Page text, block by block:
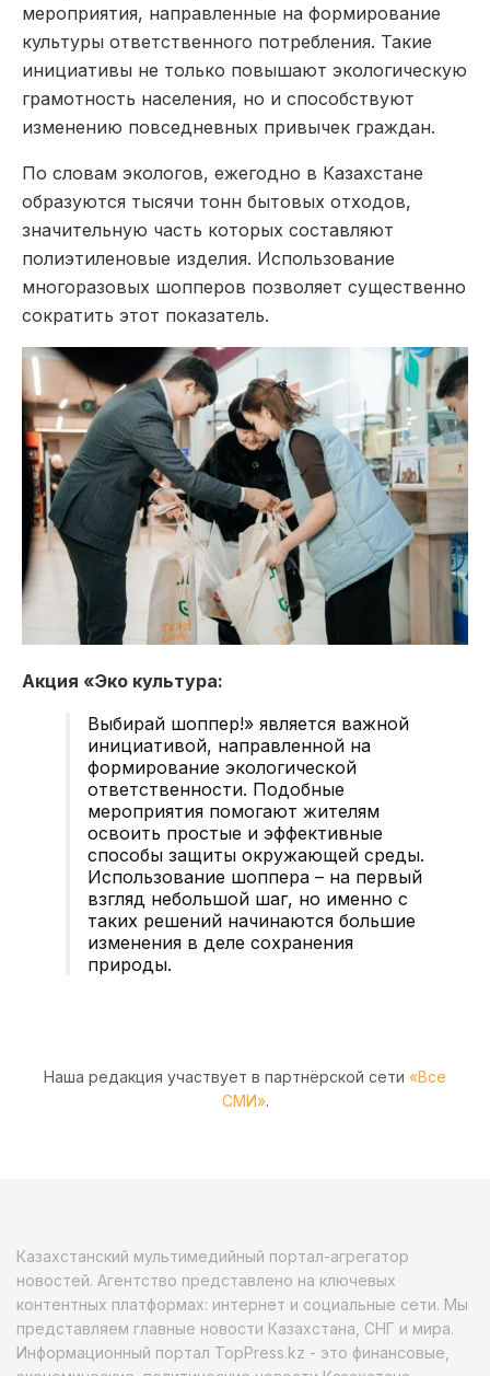
мероприятия, направленные на формирование
культуры ответственного потребления. Такие
инициативы не только повышают экологическую
грамотность населения, но и способствуют
изменению повседневных привычек граждан.
По словам экологов, ежегодно в Казахстане
образуются тысячи тонн бытовых отходов,
значительную часть которых составляют
полиэтиленовые изделия. Использование
многоразовых шопперов позволяет существенно
сократить этот показатель.
Акция «Эко культура:
Выбирай шоппер!» является важной
инициативой, направленной на
формирование экологической
ответственности. Подобные
мероприятия помогают жителям
освоить простые и эффективные
способы защиты окружающей среды.
Использование шоппера – на первый
взгляд небольшой шаг, но именно с
таких решений начинаются большие
изменения в деле сохранения
природы.
Наша редакция участвует в партнёрской сети «Все
СМИ».
Казахстанский мультимедийный портал-агрегатор
новостей. Агентство представлено на ключевых
контентных платформах: интернет и социальные сети. Мы
представляем главные новости Казахстана, СНГ и мира.
Информационный портал TopPress.kz - это финансовые,